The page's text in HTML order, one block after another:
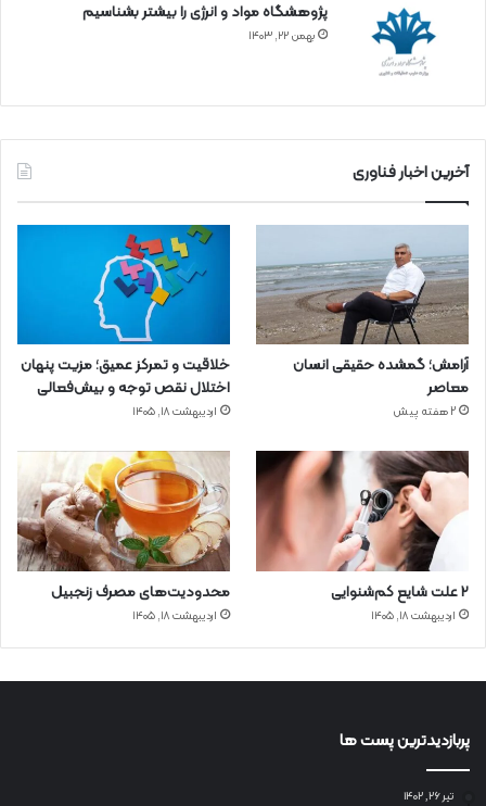
پژوهشگاه مواد و انرژی را بیشتر بشناسیم
بهمن ۲۲, ۱۴۰۳
آخرین اخبار فناوری
آرامش؛ گمشده حقیقی انسان
معاصر
2 هفته پیش
خلاقیت و تمرکز عمیق؛ مزیت پنهان
اختلال نقص توجه و بیش‌فعالی
اردیبهشت ۱۸, ۱۴۰۵
۲ علت شایع‌ کم‌شنوایی
اردیبهشت ۱۸, ۱۴۰۵
محدودیت‌های مصرف زنجبیل
اردیبهشت ۱۸, ۱۴۰۵
پربازدیدترین پست ها
تیر ۲۶, ۱۴۰۲